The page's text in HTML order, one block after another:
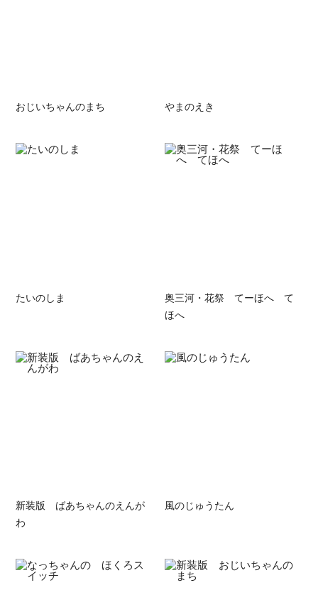
おじいちゃんのまち やまのえき
たいのしま
奥三河・花祭 てーほへ て
ほへ
新装版 ばあちゃんのえんが
わ
風のじゅうたん